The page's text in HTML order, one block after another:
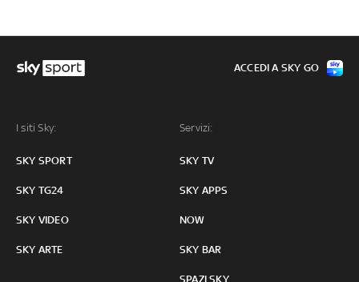
I siti Sky:
SKY SPORT
SKY TG24
SKY VIDEO
SKY ARTE
Servizi:
SKY TV
SKY APPS
NOW
SKY BAR
SPAZI SKY
ACCEDI A SKY GO